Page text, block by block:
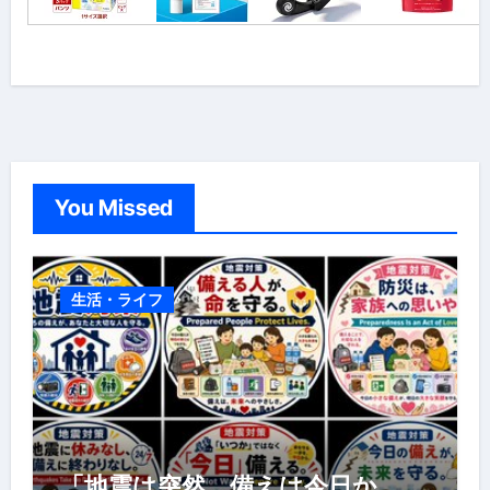
You Missed
生活・ライフ